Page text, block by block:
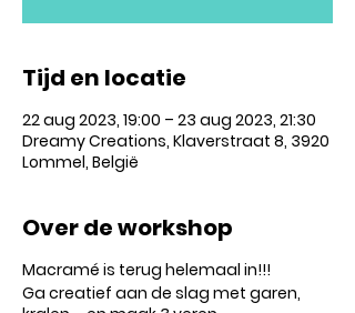
Tijd en locatie
22 aug 2023, 19:00 – 23 aug 2023, 21:30
Dreamy Creations, Klaverstraat 8, 3920
Lommel, België
Over de workshop
Macramé is terug helemaal in!!!
Ga creatief aan de slag met garen,